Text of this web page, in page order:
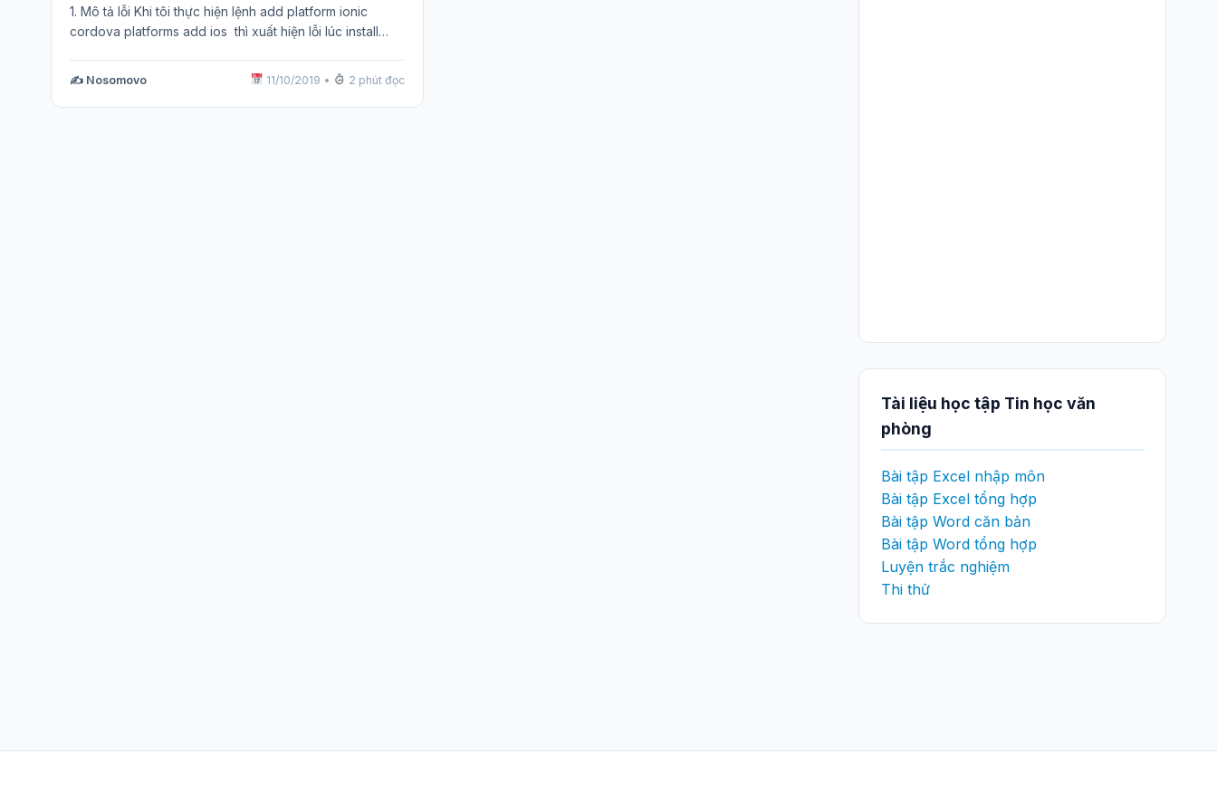
1. Mô tả lỗi Khi tôi thực hiện lệnh add platform ionic
cordova platforms add ios thì xuất hiện lỗi lúc install…
✍️ Nosomovo 11/10/2019 • 2 phút đọc
Tài liệu học tập Tin học văn
phòng
Bài tập Excel nhập môn
Bài tập Excel tổng hợp
Bài tập Word căn bản
Bài tập Word tổng hợp
Luyện trắc nghiệm
Thi thử